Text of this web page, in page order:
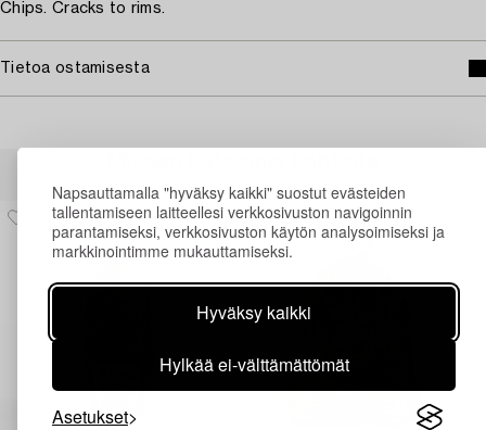
Napsauttamalla "hyväksy kaikki" suostut evästeiden
tallentamiseen laitteellesi verkkosivuston navigoinnin
parantamiseksi, verkkosivuston käytön analysoimiseksi ja
markkinointimme mukauttamiseksi.
Hyväksy kaikki
Hylkää ei-välttämättömät
Asetukset
Chips. Cracks to rims.
Tietoa ostamisesta